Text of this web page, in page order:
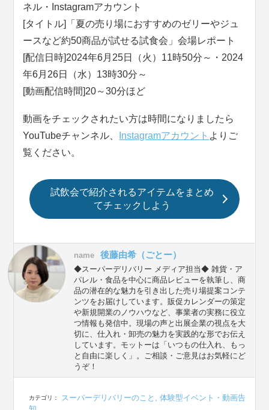
ネル・Instagramアカウント
[タイトル]「夏の売り場におすすめのゼリーやジュ
ースなど約50商品が試せる試食会」会場レポート
[配信日時]2024年6月25日（火）11時50分～・2024
年6月26日（水）13時30分～
[動画配信時間]20～30分ほど
動画をチェックされたい方は時間になりましたら
YouTubeチャンネル、
Instagramアカウント よりご
覧ください。
試飲会で紹介されるアイテムをまとめ
てチェックしよう
name 後藤由希（ごとー）
◆スーパーデリバリー メディア担当◆ 雑貨・ア
パレル・食品を中心に商品レビューを執筆し、商
品の潜在的な魅力を引き出した売り場提案コンテ
ンツをお届けしています。販促カレンダーの策定
や新規開業のノウハウなど、事業者の実務に役立
つ情報も発信中。現場の声と出展企業の視点を大
切に、仕入れ・卸売の魅力を実践的な形でお伝え
しています。モットーは「いつもの仕入れ、もっ
と自由に楽しく」。ご相談・ご意見はお気軽にど
うぞ！
カテゴリ： スーパーデリバリーのこと ,体験型イベント・動画告